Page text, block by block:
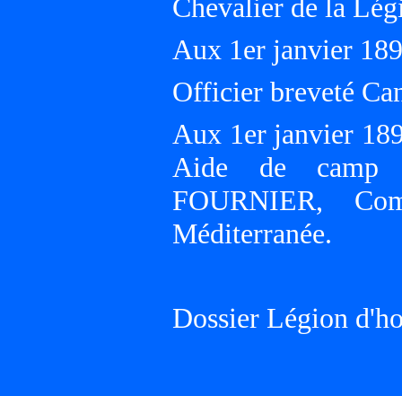
Chevalier de la
Aux 1er janvier
Officier breveté
Aux 1er janvier
Aide de camp
FOURNIER,
Méditerranée.
Dossier Légion